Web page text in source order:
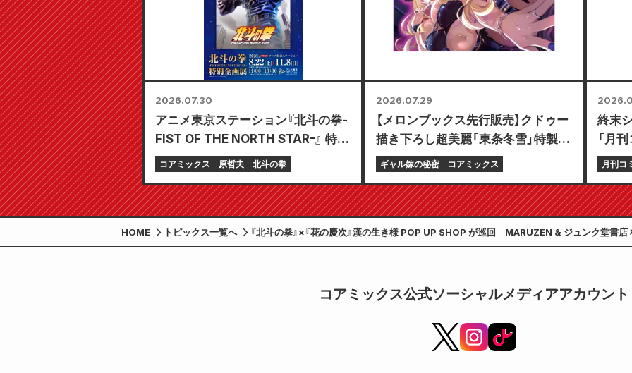
2026.07.30
アニメ東京ステーション『北斗の拳-
FIST OF THE NORTH STAR-』 特別
企画展 開催決定!!
コアミックス 原哲夫 北斗の拳
2026.07.29
【メロンブックス先行販売】クドゥー
描き下ろし超美麗「東条冬雪」特製プ
レイマット付き限定セットの予約受
巻が10月20日発売予定！
ギャル嫁の秘密 コアミックス
終末
「月
号」7
月刊コ
HOME トピックス一覧へ 『北斗の拳』×『花の慶次』漢の生き様 POP UP SHOP が巡回 MARUZEN & ジュンク堂書
コアミックス公式ソーシャルメディアアカウント